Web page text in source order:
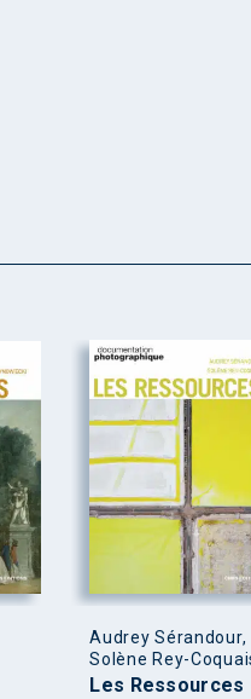
Audrey Sérandour,
Solène Rey-
Les Ressources